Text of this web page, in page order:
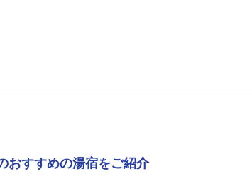
おすすめの湯宿をご紹介